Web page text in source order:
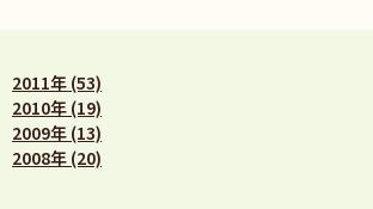
2011年 (53)
2010年 (19)
2009年 (13)
2008年 (20)